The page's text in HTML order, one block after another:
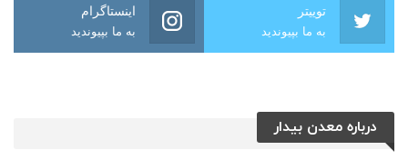
توییتر
به ما بپیوندید
اینستاگرام
به ما بپیوندید
درباره معدن بیدار